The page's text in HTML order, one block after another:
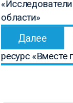
записям
области»
Далее
ресурс «Вместе